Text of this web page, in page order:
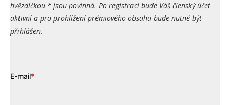
hvězdičkou * jsou povinná. Po registraci bude Váš členský účet
aktivní a pro prohlížení prémiového obsahu bude nutné být
přihlášen.
E-mail*